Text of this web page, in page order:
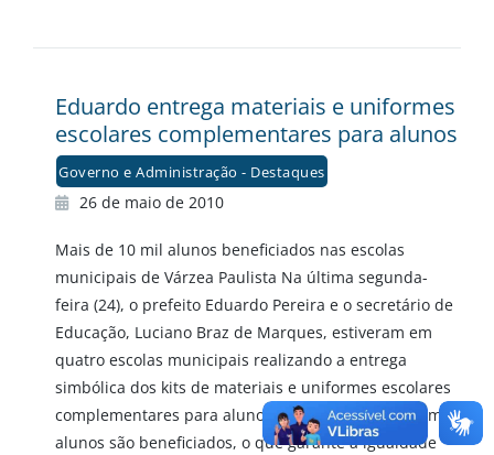
Eduardo entrega materiais e uniformes
escolares complementares para alunos
Governo e Administração - Destaques
26 de maio de 2010
Mais de 10 mil alunos beneficiados nas escolas
municipais de Várzea Paulista Na última segunda-
feira (24), o prefeito Eduardo Pereira e o secretário de
Educação, Luciano Braz de Marques, estiveram em
quatro escolas municipais realizando a entrega
simbólica dos kits de materiais e uniformes escolares
complementares para alunos da rede. Mais de 10 mil
alunos são beneficiados, o que garante a igualdade